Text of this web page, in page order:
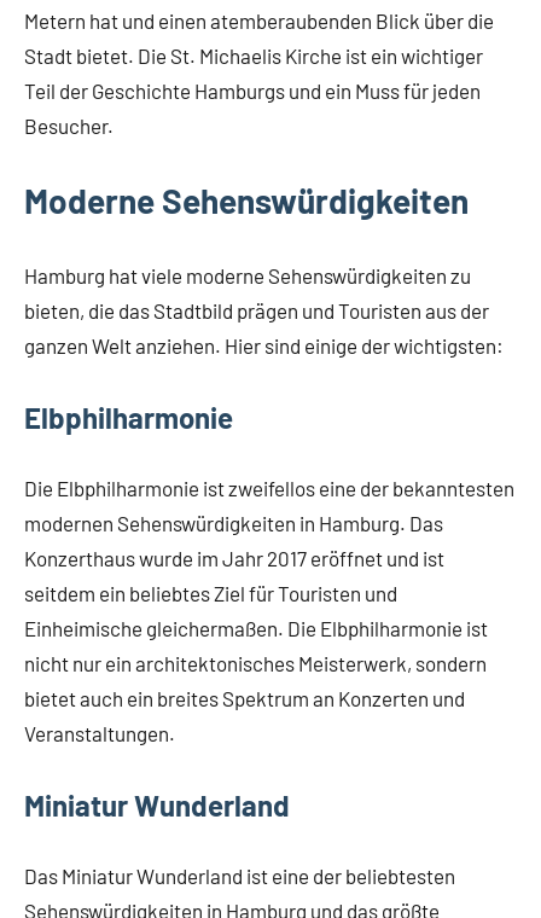
Metern hat und einen atemberaubenden Blick über die
Stadt bietet. Die St. Michaelis Kirche ist ein wichtiger
Teil der Geschichte Hamburgs und ein Muss für jeden
Besucher.
Moderne Sehenswürdigkeiten
Hamburg hat viele moderne Sehenswürdigkeiten zu
bieten, die das Stadtbild prägen und Touristen aus der
ganzen Welt anziehen. Hier sind einige der wichtigsten:
Elbphilharmonie
Die Elbphilharmonie ist zweifellos eine der bekanntesten
modernen Sehenswürdigkeiten in Hamburg. Das
Konzerthaus wurde im Jahr 2017 eröffnet und ist
seitdem ein beliebtes Ziel für Touristen und
Einheimische gleichermaßen. Die Elbphilharmonie ist
nicht nur ein architektonisches Meisterwerk, sondern
bietet auch ein breites Spektrum an Konzerten und
Veranstaltungen.
Miniatur Wunderland
Das Miniatur Wunderland ist eine der beliebtesten
Sehenswürdigkeiten in Hamburg und das größte